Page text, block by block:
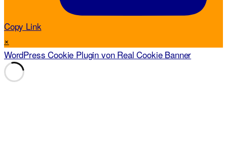
Copy Link
×
WordPress Cookie Plugin von Real Cookie Banner